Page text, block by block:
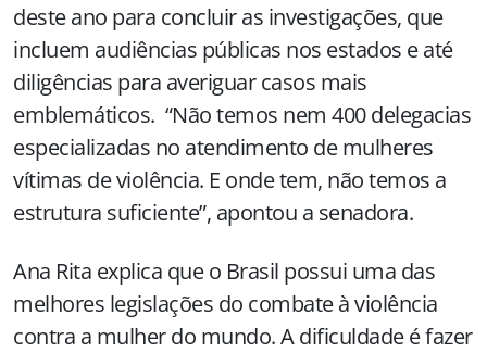
deste ano para concluir as investigações, que
incluem audiências públicas nos estados e até
diligências para averiguar casos mais
emblemáticos. “Não temos nem 400 delegacias
especializadas no atendimento de mulheres
vítimas de violência. E onde tem, não temos a
estrutura suficiente”, apontou a senadora.
Ana Rita explica que o Brasil possui uma das
melhores legislações do combate à violência
contra a mulher do mundo. A dificuldade é fazer